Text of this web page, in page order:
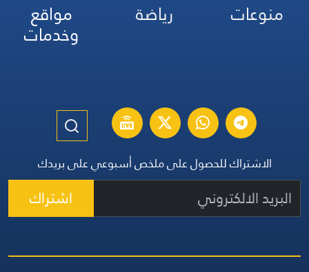
منوعات
رياضة مواقع
وخدمات
الاشتراك للحصول على ملخص أسبوعي على بريدك
اشتراك